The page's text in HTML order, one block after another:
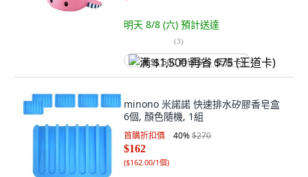
明天 8/8 (六) 預計送達
(3)
满 $1,500 再省 $75 (王道卡)
minono 米諾諾 快速排水矽膠香皂盒
6個, 顏色隨機, 1組
首購折扣價 40%$270
$162
($162.00/1個)